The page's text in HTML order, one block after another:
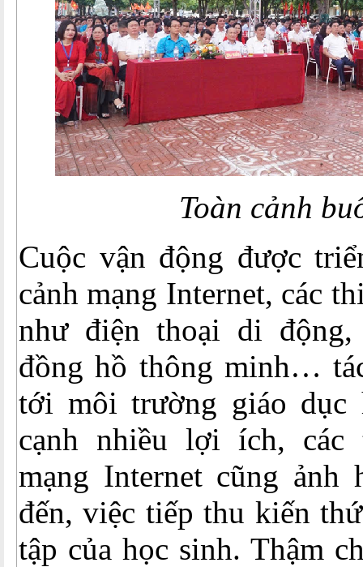
Toàn cảnh
Cuộc vận động được
cảnh mạng Internet, các
như điện thoại di
đồng hồ thông minh…
tới môi trường giáo dục
cạnh nhiều lợi ích,
mạng Internet cũng ảnh
đến, việc tiếp thu kiến
tập của học sinh. Thậm